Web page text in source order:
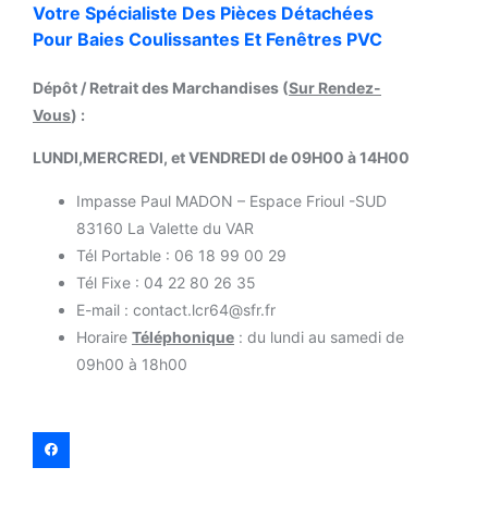
Votre Spécialiste Des Pièces Détachées
Pour Baies Coulissantes Et Fenêtres PVC
Dépôt / Retrait des Marchandises (Sur Rendez-
Vous) :
LUNDI,MERCREDI, et VENDREDI de 09H00 à 14H00
Impasse Paul MADON – Espace Frioul -SUD
83160 La Valette du VAR
Tél Portable : 06 18 99 00 29
Tél Fixe : 04 22 80 26 35
E-mail : contact.lcr64@sfr.fr
Horaire Téléphonique : du lundi au samedi de
09h00 à 18h00